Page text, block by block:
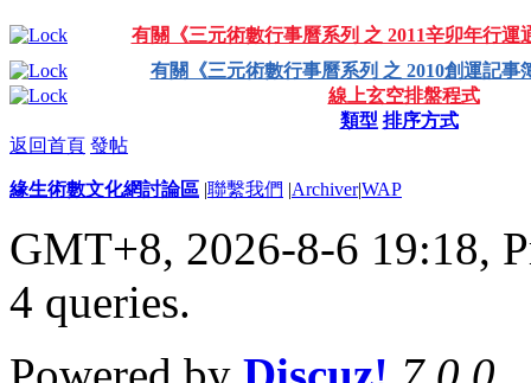
有關《三元術數行事曆系列 之 2011辛卯年行運
有關《三元術數行事曆系列 之 2010創運記事
線上玄空排盤程式
類型 排序方式
返回首頁 發帖
緣生術數文化網討論區 |聯繫我們 |Archiver|WAP
GMT+8, 2026-8-6 19:18,
4 queries.